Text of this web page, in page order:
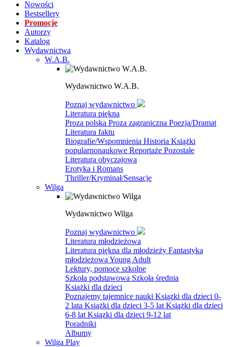
Nowości
Bestsellery
Promocje
Autorzy
Katalog
Wydawnictwa
W.A.B.
Wydawnictwo W.A.B.
Poznaj wydawnictwo
Literatura piękna
Proza polska Proza zagraniczna Poezja/Dramat
Literatura faktu
Biografie/Wspomnienia Historia Książki
popularnonaukowe Reportaże Pozostałe
Literatura obyczajowa
Erotyka i Romans
Thriller/Kryminał/Sensacje
Wilga
Wydawnictwo Wilga
Poznaj wydawnictwo
Literatura młodzieżowa
Literatura piękna dla młodzieży Fantastyka
młodzieżowa Young Adult
Lektury, pomoce szkolne
Szkoła podstawowa Szkoła średnia
Książki dla dzieci
Poznajemy tajemnice nauki Ksiązki dla dzieci 0-
2 lata Książki dla dzieci 3-5 lat Książki dla dzieci
6-8 lat Ksiązki dla dzieci 9-12 lat
Poradniki
Albumy
Wilga Play